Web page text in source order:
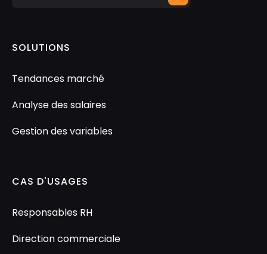
SOLUTIONS
Tendances marché
Analyse des salaires
Gestion des variables
CAS D'USAGES
Responsables RH
Direction commerciale